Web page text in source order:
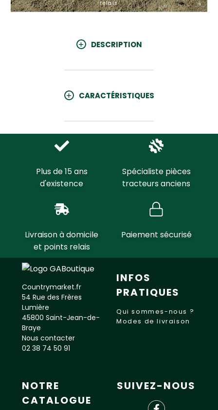
relais
DESCRIPTION
CARACTÉRISTIQUES
Plus de 15 ans
d'existence
Spécialiste pièces
tracteurs anciens
Livraison à domicile
et points relais
Paiement sécurisé
Countrymarket.fr
54 Rue des Frères
Lumière
45800 Saint-Jean-de-
Braye
Nous contacter
02 38 74 50 91
INFOS
PRATIQUES
Qui sommes-nous ?
Modes de livraison
NOTRE
CATALOGUE
SUIVEZ-NOUS